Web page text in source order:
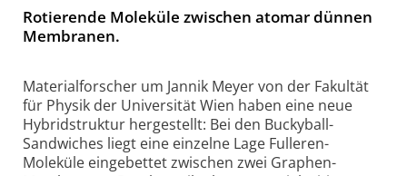
Rotierende Moleküle zwischen atomar dünnen
Membranen.
Material­forscher um Jannik Meyer von der Fakultät
für Physik der Uni­versität Wien haben eine neue
Hybrid­struktur herge­stellt: Bei den Bucky­ball-
Sandwiches liegt eine einzelne Lage Fulle­ren-
Moleküle eingebettet zwischen zwei Graphen-